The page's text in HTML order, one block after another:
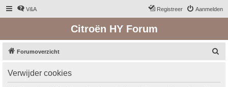
V&A Aanmelden
Registreer
Citroën HY Forum
Forumoverzicht
Verwijder cookies